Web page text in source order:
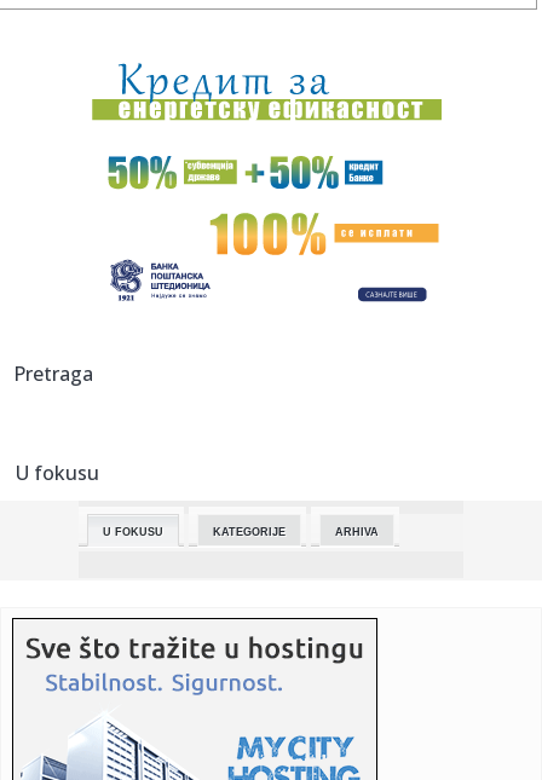
18:48:DIDS 2026: .RS ili .COM – koji domen zaista gradi jači
digital...
18:44:POŽURITE DOK NE NESTANU: Počela kupovina karata za F4
Evrolige,...
Oglasila se NBS: Otkriveno kakvo će stanje sutra biti sa
18:37:Počinje zamena 15km vodovodne mreže u Kuli: Država
sedišta ...
18:35:
18:31:
"On ima devojku? Nije mi rekao!" Karleuša priznala da se
18:27:Đurić u Vašingtonu: Glavni cilj posete da izborimo podršku
SA...
18:27:Ovusu i Enem: Uživali smo u derbiju, potrebna nam je
podrška i ...
Pretraga
U fokusu
U FOKUSU KATEGORIJE ARHIVA